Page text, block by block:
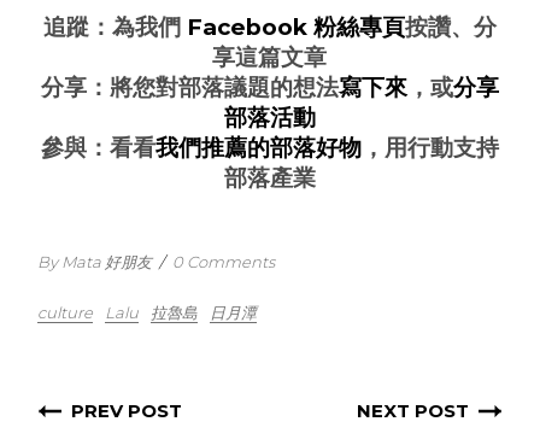
追蹤：為我們 Facebook 粉絲專頁按讚、分
享這篇文章
分享：將您對部落議題的想法寫下來，或分享
部落活動
參與：看看我們推薦的部落好物，用行動支持
部落產業
By Mata 好朋友 / 0 Comments
culture Lalu 拉魯島 日月潭
PREV POST NEXT POST